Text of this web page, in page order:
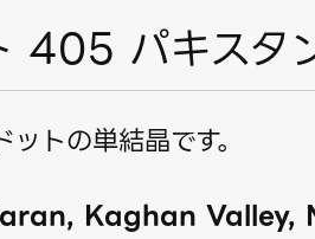
405 パキスタ
トの単結晶です。
Kaghan Valley,